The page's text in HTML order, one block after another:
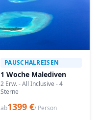
PAUSCHALREISEN
1 Woche Malediven
2 Erw. - All Inclusive - 4
Sterne
ab1399 €/ Person